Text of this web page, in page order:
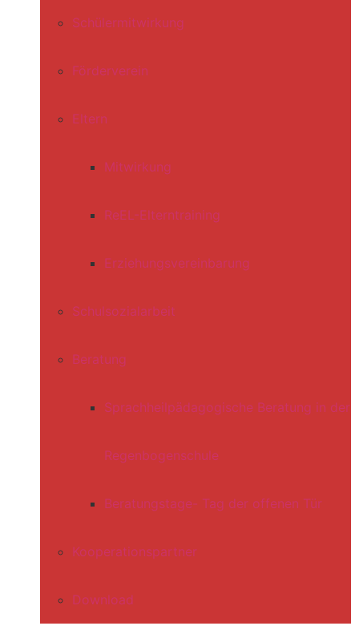
Schülermitwirkung
Förderverein
Eltern
Mitwirkung
ReEL-Elterntraining
Erziehungsvereinbarung
Schulsozialarbeit
Beratung
Sprachheilpädagogische Beratung in der
Regenbogenschule
Beratungstage- Tag der offenen Tür
Kooperationspartner
Download